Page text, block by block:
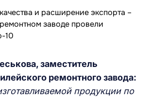
заместитель
ремонтного завода:
продукции по